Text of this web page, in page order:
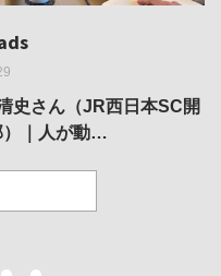
史さん（JR西日本SC開
）｜人が動…
庸一は、「大阪のゆかり
できたのか…
の残像
「余りの風景」
線——「ライフライン」